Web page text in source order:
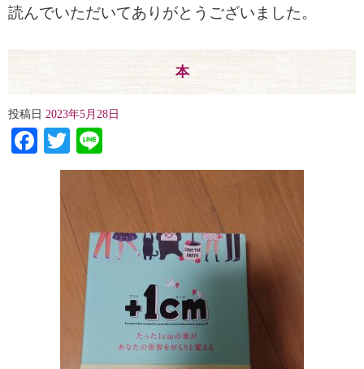
読んでいただいてありがとうございました。
本
投稿日 2023年5月28日
Facebook
Twitter